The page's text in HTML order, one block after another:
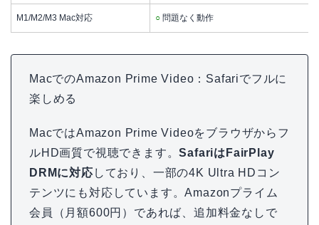
M1/M2/M3 Mac対応 ○ 問題なく動作
MacでのAmazon Prime Video：Safariでフルに
楽しめる
MacではAmazon Prime Videoをブラウザからフ
ルHD画質で視聴できます。SafariはFairPlay
DRMに対応 しており、一部の4K Ultra HDコン
テンツにも対応しています。Amazonプライム
会員（月額600円）であれば、追加料金なしで